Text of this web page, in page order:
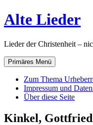
Zum
Inhalt
Alte Lieder
Lieder der Christenheit –
Primäres Menü
Zum Thema
Impressum und
Über diese Seite
Kinkel, Gottfried